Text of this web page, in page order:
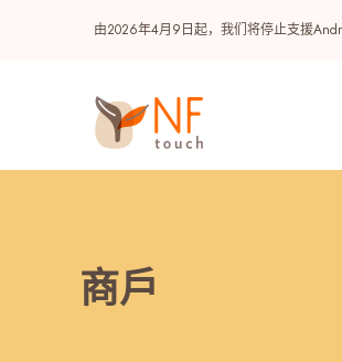
由2026年4月9日起，我们将停止支援
商戶